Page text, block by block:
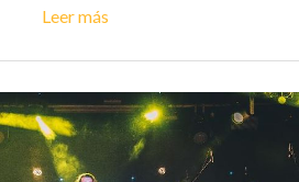
Leer más